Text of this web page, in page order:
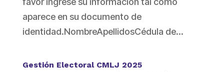
aparece en su documento de
identidad.NombreApellidosCédula de...
Gestión Electoral CMLJ 2025